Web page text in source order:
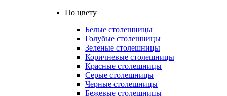
По цвету
Белые столешницы
Голубые столешницы
Зеленые столешницы
Коричневые столешницы
Красные столешницы
Серые столешницы
Черные столешницы
Бежевые столешницы